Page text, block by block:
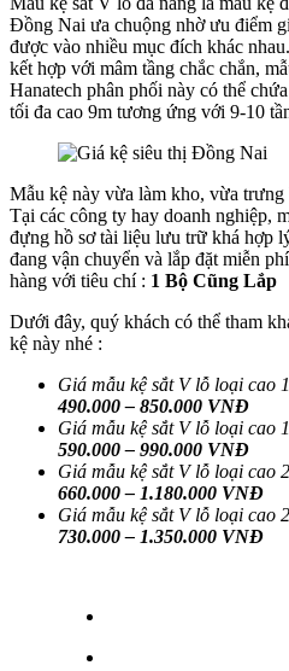
Đồng Nai ưa chuộng nhờ ưu điểm
được vào nhiều mục đích khác
kết hợp với mâm tầng chắc chắn,
Hanatech phân phối này có thể
tối đa cao 9m tương ứng với 9-10
Mẫu kệ này vừa làm kho, vừa
Tại các công ty hay doanh nghiệp,
đựng hồ sơ tài liệu lưu trữ khá hợp
đang vận chuyển và lắp đặt miễn
hàng với tiêu chí : 1 Bộ Cũng Lắp
Dưới đây, quý khách có thể tham
kệ này nhé :
Giá mẫu kệ sắt V lỗ loại cao
490.000 – 850.000 VNĐ
Giá mẫu kệ sắt V lỗ loại cao
590.000 – 990.000 VNĐ
Giá mẫu kệ sắt V lỗ loại cao
660.000 – 1.180.000 VNĐ
Giá mẫu kệ sắt V lỗ loại cao
730.000 – 1.350.000 VNĐ